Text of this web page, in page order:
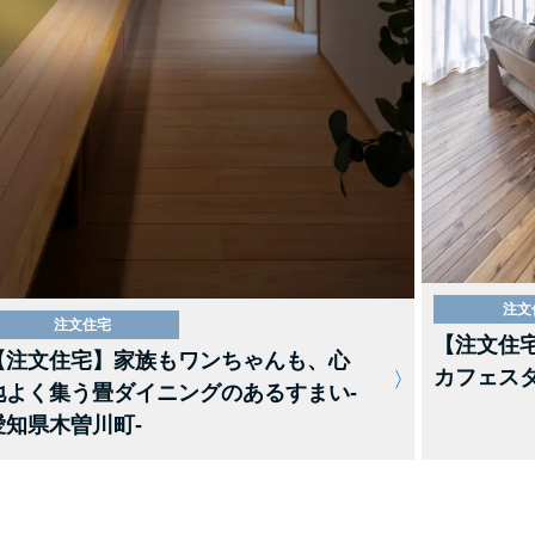
注文住宅
注文住宅】家族もワンちゃんも、心
よく集う畳ダイニングのあるすまい-
知県木曽川町-
注文
【注文住
カフェス